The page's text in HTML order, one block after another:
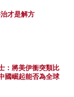
才是解方
：將美伊衝突類比
國崛起能否為全球